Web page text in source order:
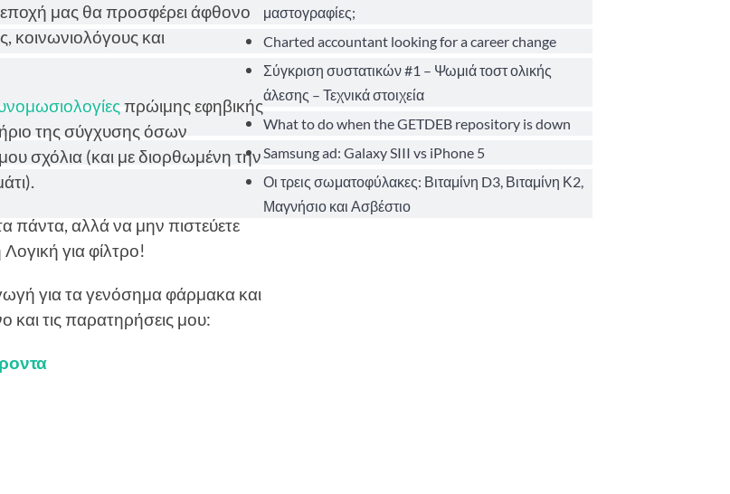
μας θα προσφέρει άφθονο
κοινωνιολόγους και
πρώιμης εφηβικής
της σύγχυσης όσων
σχόλια (και με διορθωμένη την
πάντα, αλλά να μην πιστεύετε
για φίλτρο!
για τα γενόσημα φάρμακα και
και τις παρατηρήσεις μου:
μαστογραφίες;
Charted accountant looking for a career change
Σύγκριση συστατικών #1 – Ψωμιά τοστ ολικής
άλεσης – Τεχνικά στοιχεία
What to do when the GETDEB repository is down
Samsung ad: Galaxy SIII vs iPhone 5
Οι τρεις σωματοφύλακες: Βιταμίνη D3, Βιταμίνη Κ2,
Μαγνήσιο και Ασβέστιο